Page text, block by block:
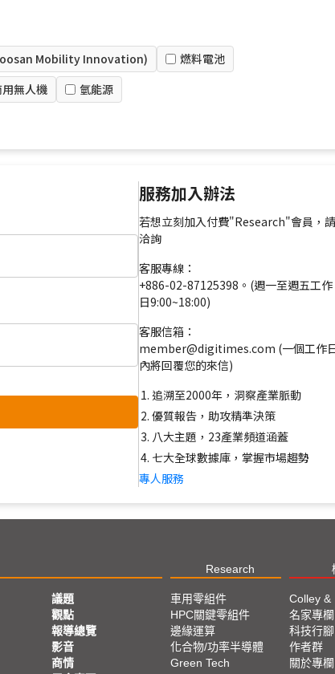
Mobility Innovation)
燃料電池
無人機 氫能源
服務加入辦法
若想立刻加入付費"Research"會員，請
洽詢
客服專線：
+886-02-87125398。(週一至週五工作
日9:00~18:00)
客服信箱：
member@digitimes.com (一個工作
內將回覆您的來信)
追溯至2000年，洞察產業脈動
優質報告，助攻精準決策
八大主題，23產業頻道涵蓋
七大全球數據庫，掌握市場趨勢
專人服務
Research
議題
觀點
報導總覽
影音
商情
車用零組件
HPC關鍵零組件
邊緣運算
化合物/功率半導體
Green Tech
Colley &
名家專欄
科技行腳
作者群
關於專欄